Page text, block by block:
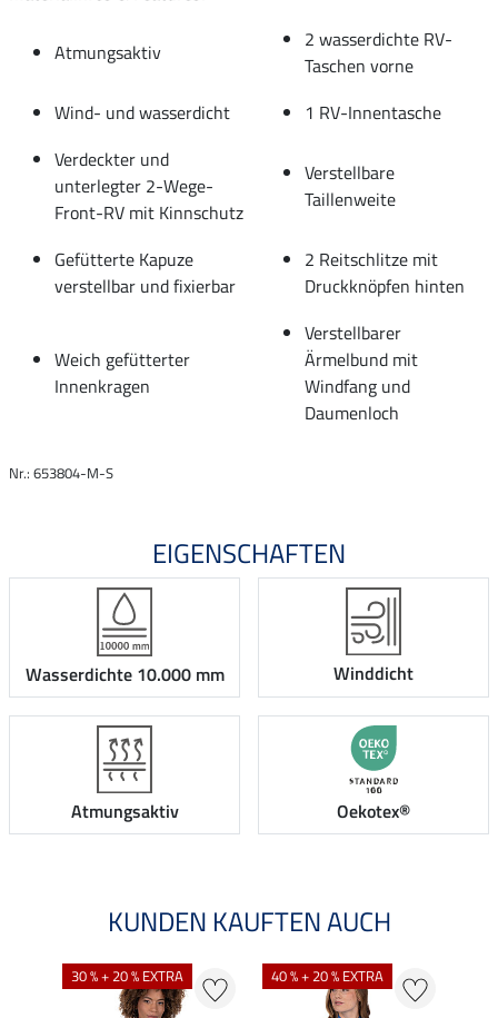
Atmungsaktiv
2 wasserdichte RV-
Taschen vorne
Wind- und wasserdicht
1 RV-Innentasche
Verdeckter und
unterlegter 2-Wege-
Front-RV mit Kinnschutz
Verstellbare
Taillenweite
Gefütterte Kapuze
verstellbar und fixierbar
2 Reitschlitze mit
Druckknöpfen hinten
Weich gefütterter
Innenkragen
Verstellbarer
Ärmelbund mit
Windfang und
Daumenloch
Nr.: 653804-M-S
EIGENSCHAFTEN
Wasserdichte 10.000 mm Winddicht
Atmungsaktiv Oekotex®
KUNDEN KAUFTEN AUCH
30 % + 20 % EXTRA 40 % + 20 % EXTRA